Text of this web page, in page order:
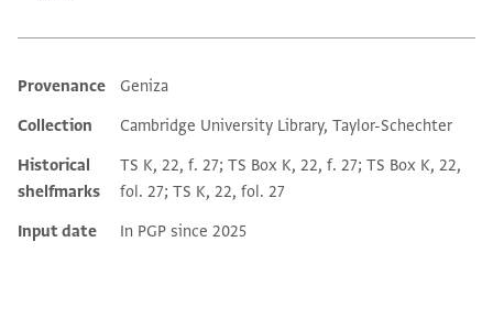
Additional metadata
Provenance
Geniza
Collection
Cambridge University Library, Taylor-Schechter
Historical
shelfmarks
TS K, 22, f. 27; TS Box K, 22, f. 27; TS Box K, 22,
fol. 27; TS K, 22, fol. 27
Input date
In PGP since 2025